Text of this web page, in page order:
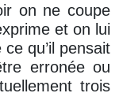
on ne coupe
et on lui
qu’il pensait
erronée ou
trois